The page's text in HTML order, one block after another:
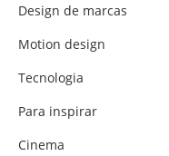
Design de marcas
Motion design
Tecnologia
Para inspirar
Cinema